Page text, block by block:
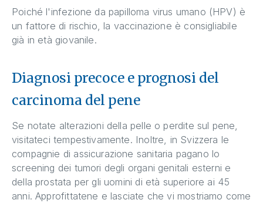
Poiché l'infezione da papilloma virus umano (HPV) è
un fattore di rischio, la vaccinazione è consigliabile
già in età giovanile.
Diagnosi precoce e prognosi del
carcinoma del pene
Se notate alterazioni della pelle o perdite sul pene,
visitateci tempestivamente. Inoltre, in Svizzera le
compagnie di assicurazione sanitaria pagano lo
screening dei tumori degli organi genitali esterni e
della prostata per gli uomini di età superiore ai 45
anni. Approfittatene e lasciate che vi mostriamo come